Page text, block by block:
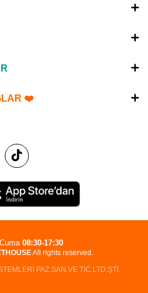
❤️
All rights reserved.
PAZ.SAN.VE TİC.LTD.ŞTİ.
08:30-17:30